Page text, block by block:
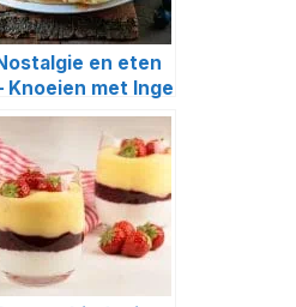
en eten
Knoeien met Inge